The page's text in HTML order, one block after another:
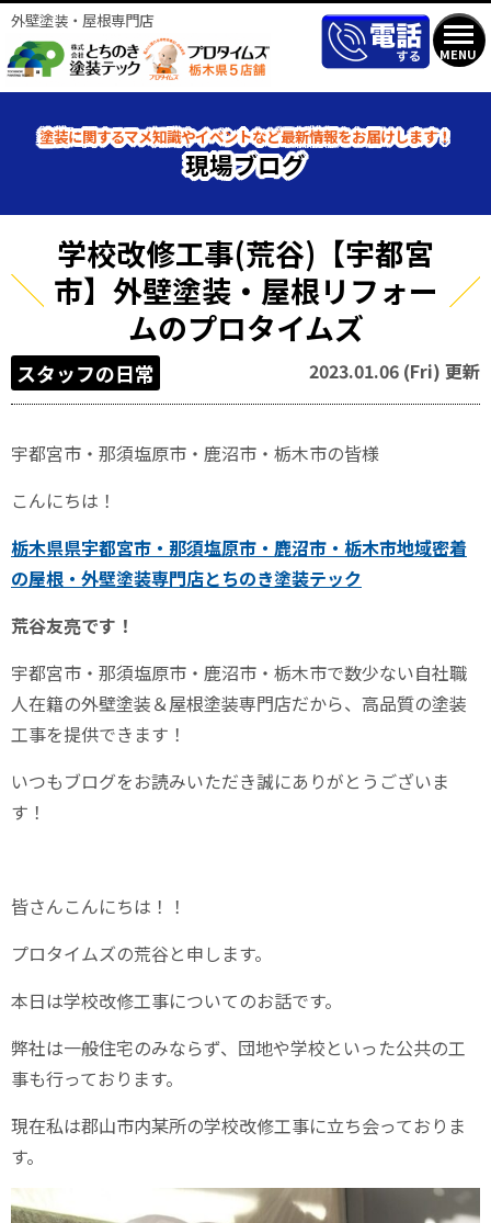
MENU
外壁塗装・屋根専門店
塗装に関するマメ知識やイベントなど最新情報をお届けします！
現場ブログ
学校改修工事(荒谷)【宇都宮
市】外壁塗装・屋根リフォー
ムのプロタイムズ
スタッフの日常 2023.01.06 (Fri) 更新
宇都宮市・那須塩原市・鹿沼市・栃木市の皆様
こんにちは！
栃木県県宇都宮市・那須塩原市・鹿沼市・栃木市地域密着
の屋根・外壁塗装専門店とちのき塗装テック
荒谷友亮です！
宇都宮市・那須塩原市・鹿沼市・栃木市で数少ない自社職
人在籍の外壁塗装＆屋根塗装専門店だから、高品質の塗装
工事を提供できます！
いつもブログをお読みいただき誠にありがとうございま
す！
皆さんこんにちは！！
プロタイムズの荒谷と申します。
本日は学校改修工事についてのお話です。
弊社は一般住宅のみならず、団地や学校といった公共の工
事も行っております。
現在私は郡山市内某所の学校改修工事に立ち会っておりま
す。